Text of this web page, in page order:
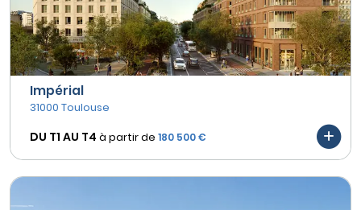
Impérial
31000 Toulouse
DU T1 AU T4 à partir de 180 500 €